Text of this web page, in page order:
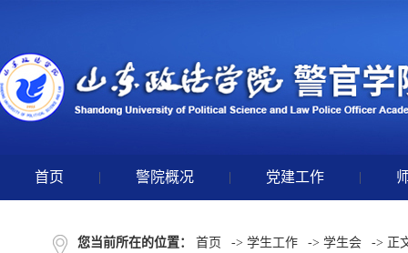
首页 | 警院概况 | 党建工作 |
您当前所在的位置： 首页 -> 学生工作 -> 学生会 -> 正